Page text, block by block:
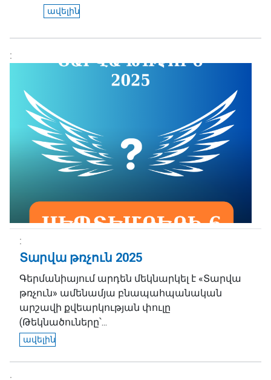
ավելին
Տարվա թռչուն 2025
Գերմանիայում արդեն մեկնարկել է «Տարվա
թռչուն» ամենամյա բնապահպանական
արշավի քվեարկության փուլը
(Թեկնածուները՝...
ավելին